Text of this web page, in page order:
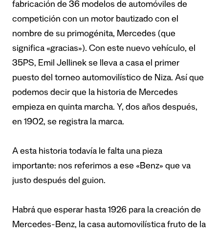
fabricación de 36 modelos de automóviles de
competición con un motor bautizado con el
nombre de su primogénita, Mercedes (que
significa «gracias»). Con este nuevo vehículo, el
35PS, Emil Jellinek se lleva a casa el primer
puesto del torneo automovilístico de Niza. Así que
podemos decir que la historia de Mercedes
empieza en quinta marcha. Y, dos años después,
en 1902, se registra la marca.
A esta historia todavía le falta una pieza
importante: nos referimos a ese «Benz» que va
justo después del guion.
Habrá que esperar hasta 1926 para la creación de
Mercedes-Benz, la casa automovilística fruto de la